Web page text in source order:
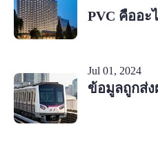
PVC คืออะ
Jul 01, 2024
ข้อมูลถูกส่ง